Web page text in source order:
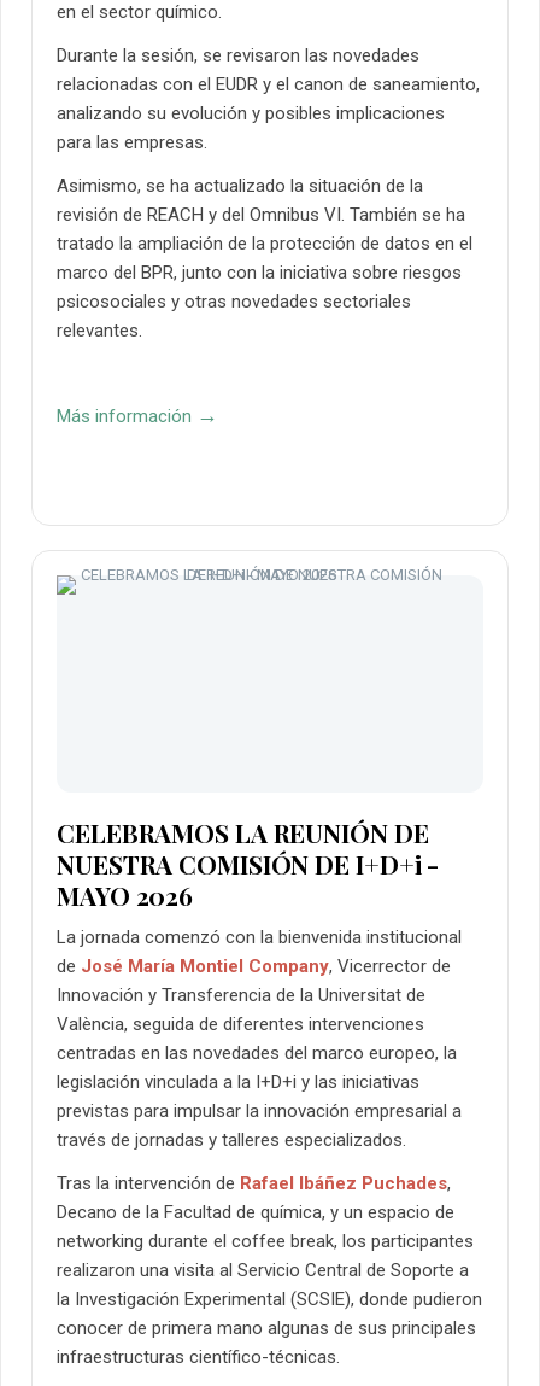
en el sector químico.
Durante la sesión, se revisaron las novedades
relacionadas con el EUDR y el canon de saneamiento,
analizando su evolución y posibles implicaciones
para las empresas.
Asimismo, se ha actualizado la situación de la
revisión de REACH y del Omnibus VI. También se ha
tratado la ampliación de la protección de datos en el
marco del BPR, junto con la iniciativa sobre riesgos
psicosociales y otras novedades sectoriales
relevantes.
Más información →
CELEBRAMOS LA REUNIÓN DE
NUESTRA COMISIÓN DE I+D+i -
MAYO 2026
La jornada comenzó con la bienvenida institucional
de José María Montiel Company, Vicerrector de
Innovación y Transferencia de la Universitat de
València, seguida de diferentes intervenciones
centradas en las novedades del marco europeo, la
legislación vinculada a la I+D+i y las iniciativas
previstas para impulsar la innovación empresarial a
través de jornadas y talleres especializados.
Tras la intervención de Rafael Ibáñez Puchades,
Decano de la Facultad de química, y un espacio de
networking durante el coffee break, los participantes
realizaron una visita al Servicio Central de Soporte a
la Investigación Experimental (SCSIE), donde pudieron
conocer de primera mano algunas de sus principales
infraestructuras científico-técnicas.